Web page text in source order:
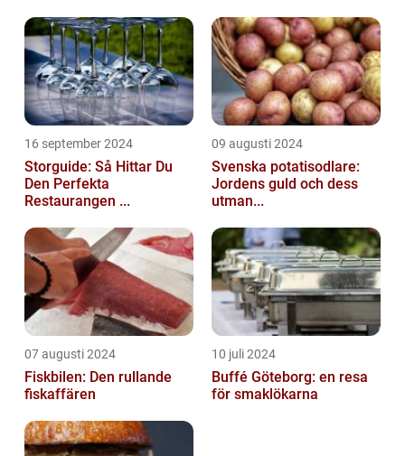
16 september 2024
Storguide: Så Hittar Du
Den Perfekta
Restaurangen ...
09 augusti 2024
Svenska potatisodlare:
Jordens guld och dess
utman...
07 augusti 2024
Fiskbilen: Den rullande
fiskaffären
10 juli 2024
Buffé Göteborg: en resa
för smaklökarna